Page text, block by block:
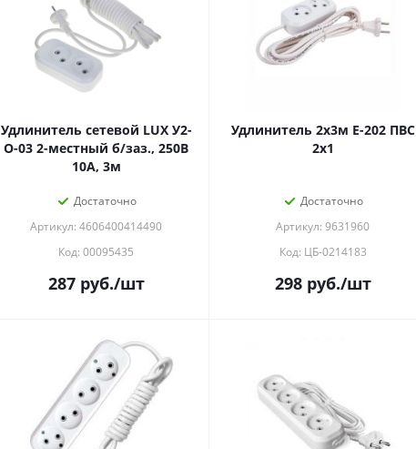
Удлинитель сетевой LUX У2-
О-03 2-местный б/заз., 250В
10А, 3м
Достаточно
Артикул: 4606400414490
Код: 00095435
287руб./шт
Удлинитель 2х3м Е-202 ПВС
2х1
Достаточно
Артикул: 9631960
Код: ЦБ-0214183
298руб./шт